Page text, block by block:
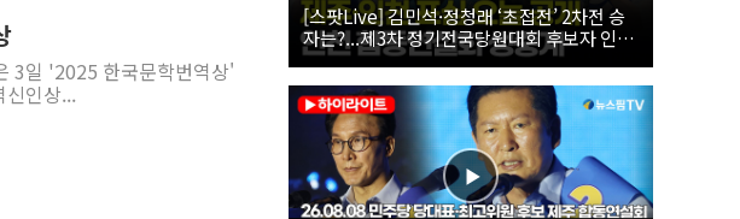
3일 '2025 한국문학번역상'
신인상...
[스팟Live] 김민석·정청래 ‘초접전’ 2차전 승
자는?...제3차 정기전국당원대회 후보자 인천
합동연설회 생중계 | 26.08.08